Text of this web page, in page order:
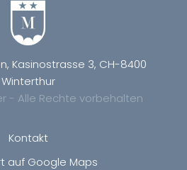
Kasinostrasse 3, CH-8400
Winterthur
- Alle Rechte vorbehalten
Kontakt
auf Google Maps